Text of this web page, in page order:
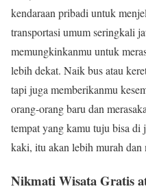
kendaraan pribadi untuk
transportasi umum seringkali
memungkinkanmu untuk
lebih dekat. Naik bus atau
tapi juga memberikanmu
orang-orang baru dan
tempat yang kamu tuju bisa di
kaki, itu akan lebih murah dan
Nikmati Wisata Gratis